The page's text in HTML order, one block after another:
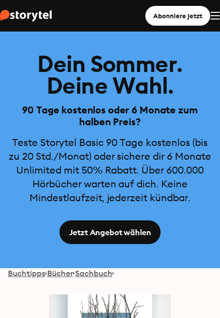
Abonniere jetzt
Dein Sommer.
Deine Wahl.
90 Tage kostenlos oder 6 Monate zum
halben Preis?
Teste Storytel Basic 90 Tage kostenlos (bis
zu 20 Std./Monat) oder sichere dir 6 Monate
Unlimited mit 50% Rabatt. Über 600.000
Hörbücher warten auf dich. Keine
Mindestlaufzeit, jederzeit kündbar.
Jetzt Angebot wählen
Buchtipps Bücher Sachbuch